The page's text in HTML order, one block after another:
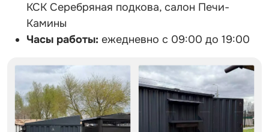
КСК Серебряная подкова, салон Печи-
Камины
Часы работы: ежедневно с 09:00 до 19:00